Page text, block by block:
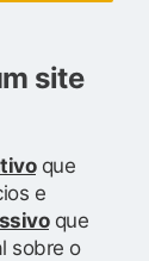
site
que
e
que
sobre o